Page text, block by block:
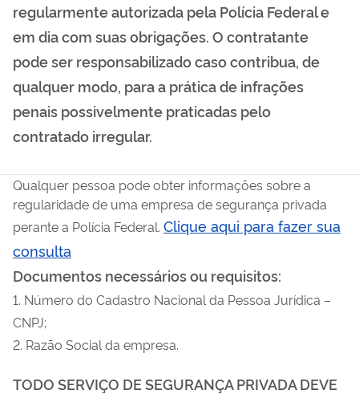
regularmente autorizada pela Polícia Federal e
em dia com suas obrigações. O contratante
pode ser responsabilizado caso contribua, de
qualquer modo, para a prática de infrações
penais possivelmente praticadas pelo
contratado irregular.
Qualquer pessoa pode obter informações sobre a
regularidade de uma empresa de segurança privada
perante a Polícia Federal. Clique aqui para fazer sua
consulta
Documentos necessários ou requisitos:
1. Número do Cadastro Nacional da Pessoa Jurídica –
CNPJ;
2. Razão Social da empresa.
TODO SERVIÇO DE SEGURANÇA PRIVADA DEVE